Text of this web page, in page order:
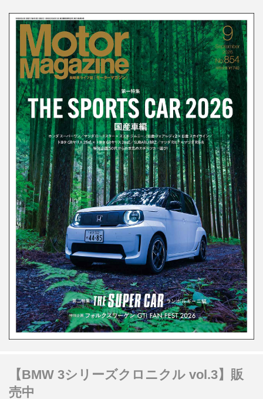
【BMW 3シリーズクロニクル vol.3】販
売中